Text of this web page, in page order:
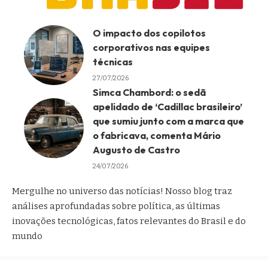
O impacto dos copilotos
corporativos nas equipes
técnicas
27/07/2026
Simca Chambord: o sedã
apelidado de ‘Cadillac brasileiro’
que sumiu junto com a marca que
o fabricava, comenta Mário
Augusto de Castro
24/07/2026
Mergulhe no universo das notícias! Nosso blog traz
análises aprofundadas sobre política, as últimas
inovações tecnológicas, fatos relevantes do Brasil e do
mundo